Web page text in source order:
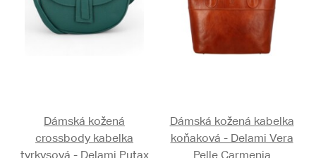
Dámská kožená
crossbody kabelka
tyrkysová - Delami Putax
Dámská kožená kabelka
koňaková - Delami Vera
Pelle Carmenia